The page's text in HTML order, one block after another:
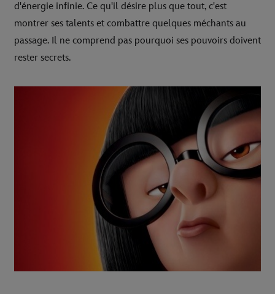
d'énergie infinie. Ce qu'il désire plus que tout, c'est
montrer ses talents et combattre quelques méchants au
passage. Il ne comprend pas pourquoi ses pouvoirs doivent
rester secrets.